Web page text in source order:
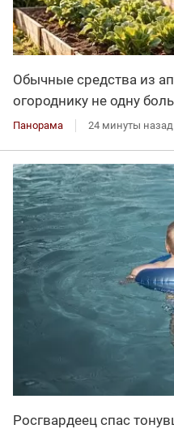
Обычные средства из
огороднику не одну
Панорама 24 минуты назад
Росгвардеец спас